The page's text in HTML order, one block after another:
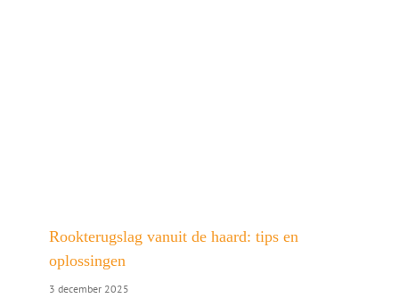
Rookterugslag vanuit de haard: tips en
oplossingen
3 december 2025